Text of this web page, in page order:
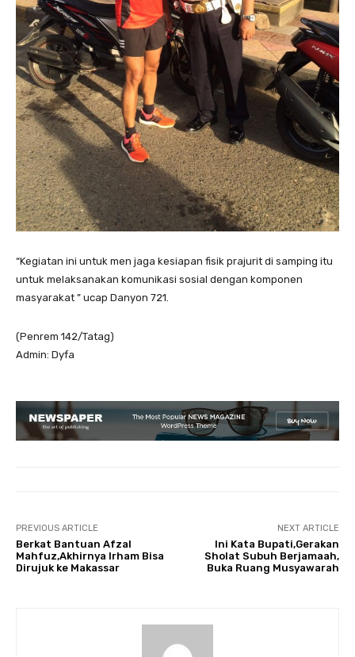
“Kegiatan ini untuk men jaga kesiapan fisik prajurit di samping itu
untuk melaksanakan komunikasi sosial dengan komponen
masyarakat ” ucap Danyon 721.
(Penrem 142/Tatag)
Admin: Dyfa
PREVIOUS ARTICLE
Berkat Bantuan Afzal
Mahfuz,Akhirnya Irham Bisa
Dirujuk ke Makassar
NEXT ARTICLE
Ini Kata Bupati,Gerakan
Sholat Subuh Berjamaah,
Buka Ruang Musyawarah